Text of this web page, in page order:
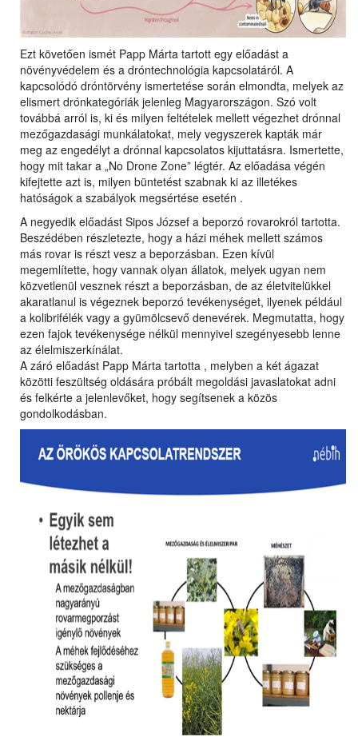
Ezt követően ismét Papp Márta tartott egy előadást a
növényvédelem és a dróntechnológia kapcsolatáról. A
kapcsolódó dróntörvény ismertetése során elmondta, melyek az
elismert drónkategóriák jelenleg Magyarországon. Szó volt
továbbá arról is, ki és milyen feltételek mellett végezhet drónnal
mezőgazdasági munkálatokat, mely vegyszerek kapták már
meg az engedélyt a drónnal kapcsolatos kijuttatásra. Ismertette,
hogy mit takar a „No Drone Zone” légtér. Az előadása végén
kifejtette azt is, milyen büntetést szabnak ki az illetékes
hatóságok a szabályok megsértése esetén .
A negyedik előadást Sipos József a beporzó rovarokról tartotta.
Beszédében részletezte, hogy a házi méhek mellett számos
más rovar is részt vesz a beporzásban. Ezen kívül
megemlítette, hogy vannak olyan állatok, melyek ugyan nem
közvetlenül vesznek részt a beporzásban, de az életvitelükkel
akaratlanul is végeznek beporzó tevékenységet, ilyenek például
a kolibrifélék vagy a gyümölcsevő denevérek. Megmutatta, hogy
ezen fajok tevékenysége nélkül mennyivel szegényesebb lenne
az élelmiszerkínálat.
A záró előadást Papp Márta tartotta , melyben a két ágazat
közötti feszültség oldására próbált megoldási javaslatokat adni
és felkérte a jelenlevőket, hogy segítsenek a közös
gondolkodásban.